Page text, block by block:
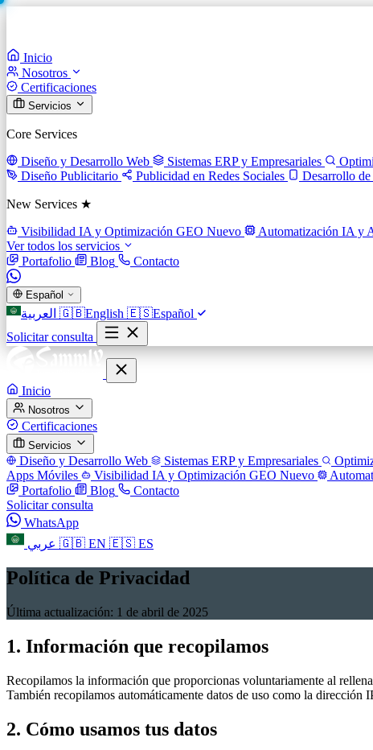
Inicio
Nosotros
Certificaciones
Servicios
Core Services
Diseño y Desarrollo Web
Sistemas ERP y Empresariales
Diseño Publicitario
Publicidad en Redes Sociales Desarrollo
New Services ★
Visibilidad IA y Optimización GEO Nuevo Automatización IA y
Ver todos los servicios
Portafolio
Blog Contacto
Español
العربية 🇬🇧English 🇪🇸Español
Solicitar consulta
Inicio
Nosotros
Certificaciones
Servicios
Diseño y Desarrollo Web Sistemas ERP y Empresariales
Apps Móviles
Visibilidad IA y Optimización GEO Nuevo
Portafolio
Blog
Contacto
Solicitar consulta
WhatsApp
عربي 🇬🇧 EN 🇪🇸 ES
Política de Privacidad
Última actualización: 1 de abril de 2025
1. Información que recopilamos
Recopilamos la información que proporcionas voluntariamente al
También recopilamos automáticamente datos de uso como la dirección
2. Cómo usamos tus datos